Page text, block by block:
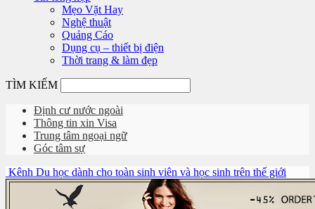
Mẹo Vặt Hay
Nghệ thuật
Quảng Cáo
Dụng cụ – thiết bị điện
Thời trang & làm đẹp
TÌM KIẾM
Định cư nước ngoài
Thông tin xin Visa
Trung tâm ngoại ngữ
Góc tâm sự
Kênh Du học dành cho toàn sinh viên và học sinh trên thế giới